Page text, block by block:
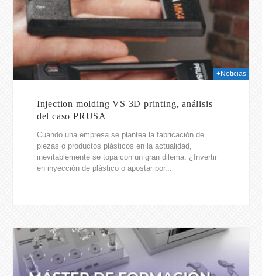
+Noticias
Injection molding VS 3D printing, análisis
del caso PRUSA
Cuando una empresa se plantea la fabricación de
piezas o productos plásticos en la actualidad,
inevitablemente se topa con un gran dilema: ¿Invertir
en inyección de plástico o apostar por...